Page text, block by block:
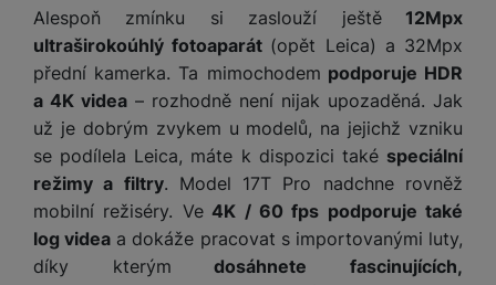
m
sl
u
c
h
á
k
H
e
v
é
v
a
a
č
D
n
k
y
B
e
d
á
P
a
m
ě
o
Alespoň zmínku si zaslouží ještě12Mpx
ultraširokoúhlý fotoaparát (opět Leica) a 32Mpx
přední kamerka. Ta mimochodem podporuje HDR
a 4K videa – rozhodně není nijak upozaděná. Jak
už je dobrým zvykem u modelů, na jejichž vzniku
se podílela Leica, máte k dispozici také speciální
režimy a filtry. Model 17T Pro nadchne rovněž
mobilní režiséry. Ve4K / 60 fps podporuje také
log videa a dokáže pracovat s importovanými luty,
díky kterým dosáhnete fascinujících,